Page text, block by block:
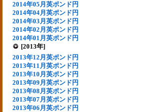
2014年05月英ポンド円
2014年04月英ポンド円
2014年03月英ポンド円
2014年02月英ポンド円
2014年01月英ポンド円
[2013年]
2013年12月英ポンド円
2013年11月英ポンド円
2013年10月英ポンド円
2013年09月英ポンド円
2013年08月英ポンド円
2013年07月英ポンド円
2013年06月英ポンド円